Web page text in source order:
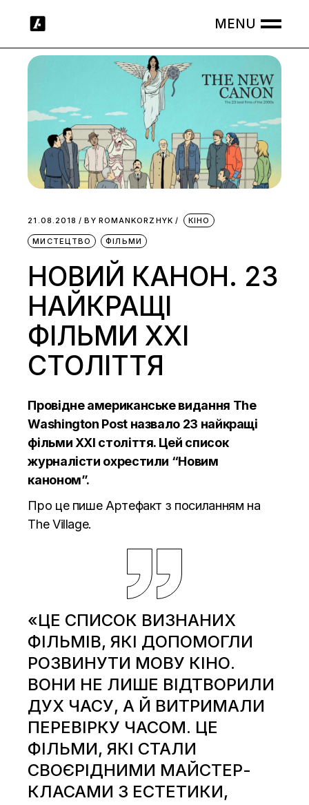
21.08.2018 BY ROMANKORZHYK КІНО
МИСТЕЦТВО ФІЛЬМИ
НОВИЙ КАНОН. 23
НАЙКРАЩІ
ФІЛЬМИ ХХІ
СТОЛІТТЯ
Провідне американське видання The
Washington Post назвало 23 найкращі
фільми ХХІ століття. Цей список
журналісти охрестили “Новим
каноном”.
Про це пише Артефакт з посиланням на
The Village.
«ЦЕ СПИСОК ВИЗНАНИХ
ФІЛЬМІВ, ЯКІ ДОПОМОГЛИ
РОЗВИНУТИ МОВУ КІНО.
ВОНИ НЕ ЛИШЕ ВІДТВОРИЛИ
ДУХ ЧАСУ, А Й ВИТРИМАЛИ
ПЕРЕВІРКУ ЧАСОМ. ЦЕ
ФІЛЬМИ, ЯКІ СТАЛИ
СВОЄРІДНИМИ МАЙСТЕР-
КЛАСАМИ З ЕСТЕТИКИ,